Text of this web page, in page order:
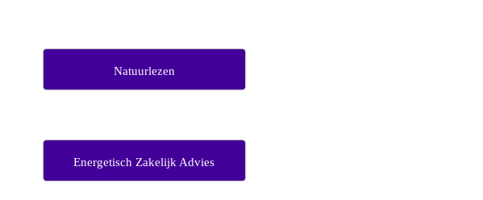
Natuurlezen
Energetisch Zakelijk Advies